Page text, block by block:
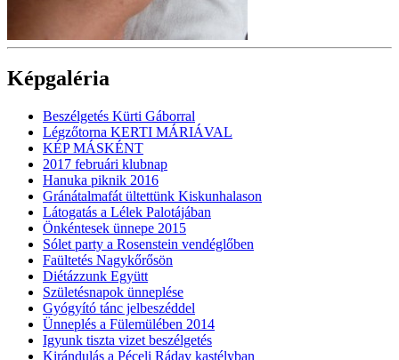
Képgaléria
Beszélgetés Kürti Gáborral
Légzőtorna KERTI MÁRIÁVAL
KÉP MÁSKÉNT
2017 februári klubnap
Hanuka piknik 2016
Gránátalmafát ültettünk Kiskunhalason
Látogatás a Lélek Palotájában
Önkéntesek ünnepe 2015
Sólet party a Rosenstein vendéglőben
Faültetés Nagykőrősön
Diétázzunk Együtt
Születésnapok ünneplése
Gyógyító tánc jelbeszéddel
Ünneplés a Fülemülében 2014
Igyunk tiszta vizet beszélgetés
Kirándulás a Péceli Ráday kastélyban